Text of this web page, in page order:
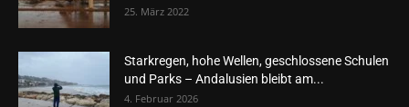
25. März 2022
Starkregen, hohe Wellen, geschlossene Schulen
und Parks – Andalusien bleibt am...
4. Februar 2026